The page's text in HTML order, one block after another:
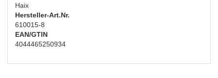
Haix
Hersteller-Art.Nr.
610015-8
EAN/GTIN
4044465250934